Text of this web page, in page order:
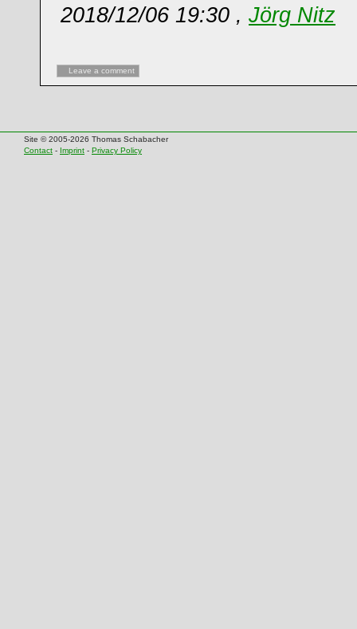
2018/12/06 19:30 , Jörg Nitz
Leave a comment
Site © 2005-2026 Thomas Schabacher
Contact - Imprint - Privacy Policy